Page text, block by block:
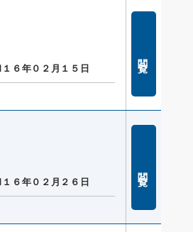
６年０２月１５日
６年０２月２６日